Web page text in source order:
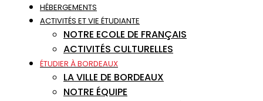
HÉBERGEMENTS
ACTIVITÉS ET VIE ÉTUDIANTE
NOTRE ECOLE DE FRANÇAIS
ACTIVITÉS CULTURELLES
ÉTUDIER À BORDEAUX
LA VILLE DE BORDEAUX
NOTRE ÉQUIPE